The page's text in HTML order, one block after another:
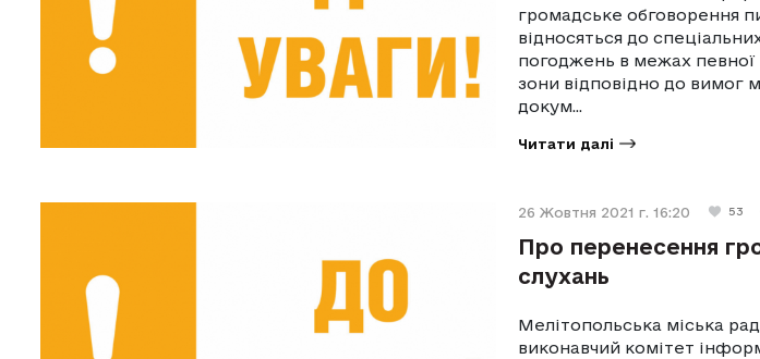
громадське обговорення
відносяться до
погоджень в межах певної
зони відповідно до вимог
докум...
Читати далі
26 Жовтня 2021 г. 16:20 53
Про перенесення
слухань
Мелітопольська міська
виконавчий комітет